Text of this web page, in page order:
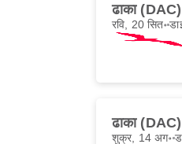
ढाका (DAC)
रवि, 20 सित॰
ढाका (DAC)
शुक्र, 14 अग॰